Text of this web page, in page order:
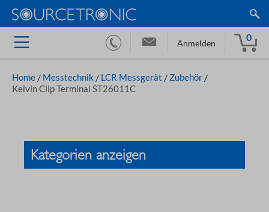
Anmelden
0
Home / Messtechnik / LCR Messgerät / Zubehör /
Kelvin Clip Terminal ST26011C
Kategorien anzeigen